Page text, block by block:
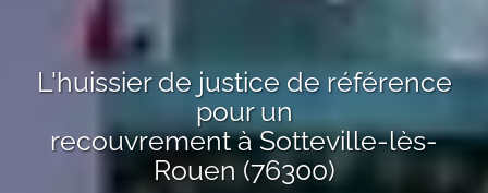
L'huissier de justice de référence
pour un
recouvrementà Sotteville-lès-
Rouen (76300)